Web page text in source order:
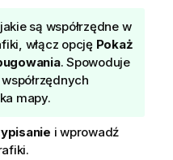
są współrzędne w
włącz opcję Pokaż
. Spowoduje
mapy.
i wprowadź